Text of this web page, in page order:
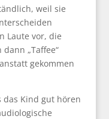
weil sie
Laute vor, die
„Taffee“
gekommen
das Kind gut hören